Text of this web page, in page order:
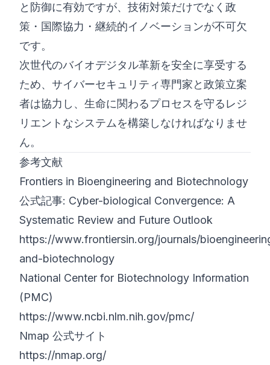
と防御に有効ですが、技術対策だけでなく政
策・国際協力・継続的イノベーションが不可欠
です。
次世代のバイオデジタル革新を安全に享受する
ため、サイバーセキュリティ専門家と政策立案
者は協力し、生命に関わるプロセスを守るレジ
リエントなシステムを構築しなければなりませ
ん。
参考文献
Frontiers in Bioengineering and Biotechnology
公式記事: Cyber-biological Convergence: A
Systematic Review and Future Outlook
https://www.frontiersin.org/journals/
and-biotechnology
National Center for Biotechnology Information
(PMC)
https://www.ncbi.nlm.nih.gov/pmc/
Nmap 公式サイト
https://nmap.org/